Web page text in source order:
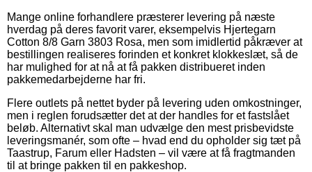
Mange online forhandlere præsterer levering på næste
hverdag på deres favorit varer, eksempelvis Hjertegarn
Cotton 8/8 Garn 3803 Rosa, men som imidlertid påkræver at
bestillingen realiseres forinden et konkret klokkeslæt, så de
har mulighed for at nå at få pakken distribueret inden
pakkemedarbejderne har fri.
Flere outlets på nettet byder på levering uden omkostninger,
men i reglen forudsætter det at der handles for et fastslået
beløb. Alternativt skal man udvælge den mest prisbevidste
leveringsmanér, som ofte – hvad end du opholder sig tæt på
Taastrup, Farum eller Hadsten – vil være at få fragtmanden
til at bringe pakken til en pakkeshop.